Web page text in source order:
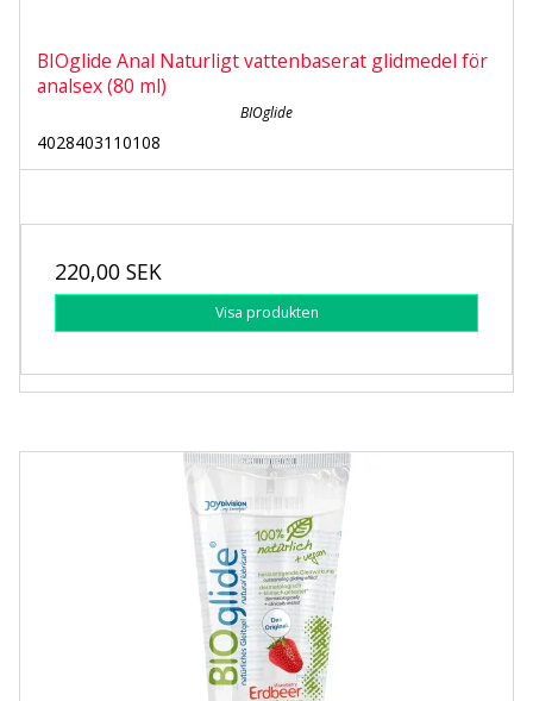
BIOglide Anal Naturligt vattenbaserat glidmedel för
analsex (80 ml)
BIOglide
4028403110108
220,00 SEK
Visa produkten